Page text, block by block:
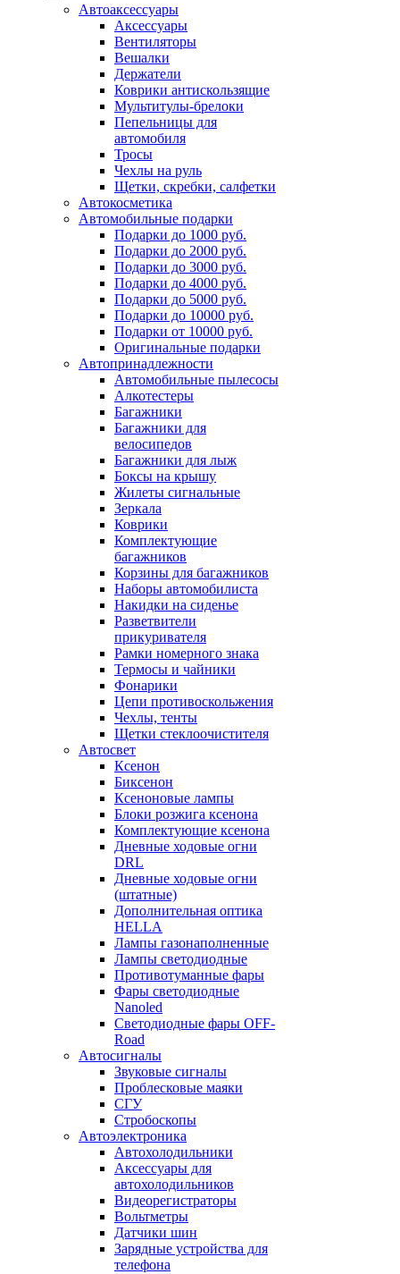
Автоаксессуары
Аксессуары
Вентиляторы
Вешалки
Держатели
Коврики антискользящие
Мультитулы-брелоки
Пепельницы для
автомобиля
Тросы
Чехлы на руль
Щетки, скребки, салфетки
Автокосметика
Автомобильные подарки
Подарки до 1000 руб.
Подарки до 2000 руб.
Подарки до 3000 руб.
Подарки до 4000 руб.
Подарки до 5000 руб.
Подарки до 10000 руб.
Подарки от 10000 руб.
Оригинальные подарки
Автопринадлежности
Автомобильные пылесосы
Алкотестеры
Багажники
Багажники для
велосипедов
Багажники для лыж
Боксы на крышу
Жилеты сигнальные
Зеркала
Коврики
Комплектующие
багажников
Корзины для багажников
Наборы автомобилиста
Накидки на сиденье
Разветвители
прикуривателя
Рамки номерного знака
Термосы и чайники
Фонарики
Цепи противоскольжения
Чехлы, тенты
Щетки стеклоочистителя
Автосвет
Ксенон
Биксенон
Ксеноновые лампы
Блоки розжига ксенона
Комплектующие ксенона
Дневные ходовые огни
DRL
Дневные ходовые огни
(штатные)
Дополнительная оптика
HELLA
Лампы газонаполненные
Лампы светодиодные
Противотуманные фары
Фары светодиодные
Nanoled
Светодиодные фары OFF-
Road
Автосигналы
Звуковые сигналы
Проблесковые маяки
СГУ
Стробоскопы
Автоэлектроника
Автохолодильники
Аксессуары для
автохолодильников
Видеорегистраторы
Вольтметры
Датчики шин
Зарядные устройства для
телефона